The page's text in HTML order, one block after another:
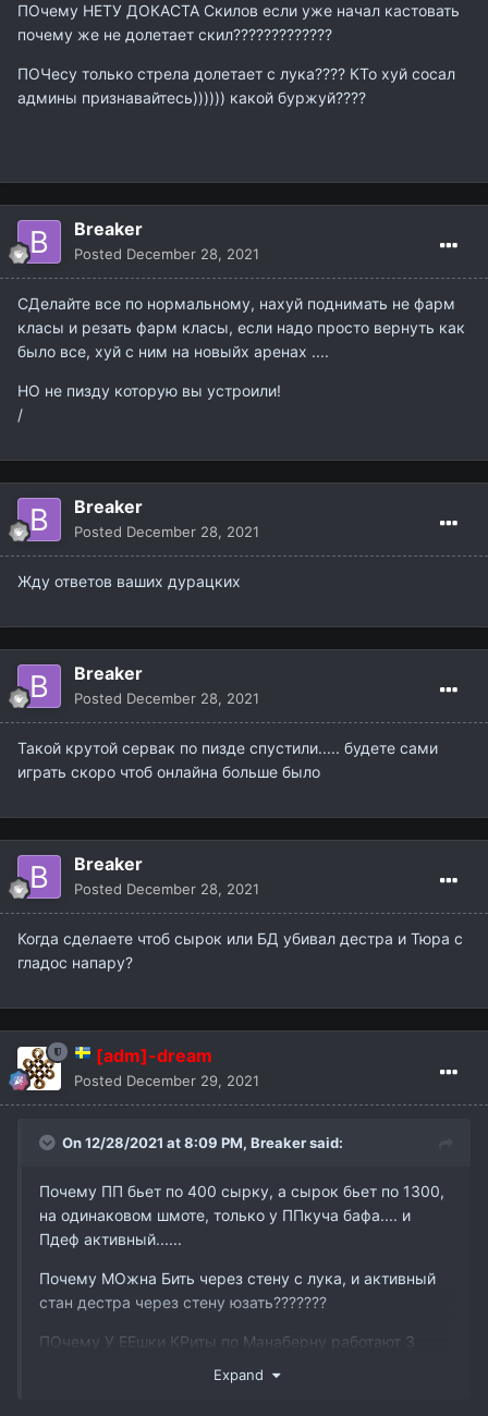
ПОчему НЕТУ ДОКАСТА Скилов если уже начал кастовать
почему же не долетает скил?????????????
ПОЧесу только стрела долетает с лука???? КТо хуй сосал
админы признавайтесь)))))) какой буржуй????
Breaker
Posted December 28, 2021
СДелайте все по нормальному, нахуй поднимать не фарм
класы и резать фарм класы, если надо просто вернуть как
было все, хуй с ним на новыйх аренах ....
НО не пизду которую вы устроили!
/
Breaker
Posted December 28, 2021
Жду ответов ваших дурацких
Breaker
Posted December 28, 2021
Такой крутой сервак по пизде спустили..... будете сами
играть скоро чтоб онлайна больше было
Breaker
Posted December 28, 2021
Когда сделаете чтоб сырок или БД убивал дестра и Тюра с
гладос напару?
[adm]-dream
Posted December 29, 2021
On 12/28/2021 at 8:09 PM, Breakersaid:
Почему ПП бьет по 400 сырку, а сырок бьет по 1300,
на одинаковом шмоте, только у ППкуча бафа.... и
Пдеф активный......
Почему МОжна Бить через стену с лука, и активный
стан дестра через стену юзать???????
ПОчему У ЕЕшки КРиты по Манаберну работают 3
крита с 5 манабернов??????
Expand